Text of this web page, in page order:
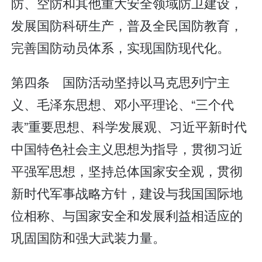
发展国防科研生产，普及全民国防教育，
完善国防动员体系，实现国防现代化。
第四条 国防活动坚持以马克思列宁主
义、毛泽东思想、邓小平理论、“三个代
表”重要思想、科学发展观、习近平新时代
中国特色社会主义思想为指导，贯彻习近
平强军思想，坚持总体国家安全观，贯彻
新时代军事战略方针，建设与我国国际地
位相称、与国家安全和发展利益相适应的
巩固国防和强大武装力量。